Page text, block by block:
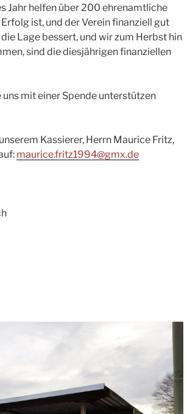
Jahr helfen über 200 ehrenamtliche
ist, und der Verein finanziell gut
Lage bessert, und wir zum Herbst hin
sind die diesjährigen finanziellen
uns mit einer Spende unterstützen
Kassierer, Herrn Maurice Fritz,
maurice.fritz1994@gmx.de